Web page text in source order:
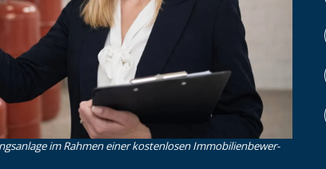
im Rahmen einer kostenlosen Im­mo­bi­li­en­be­wer­